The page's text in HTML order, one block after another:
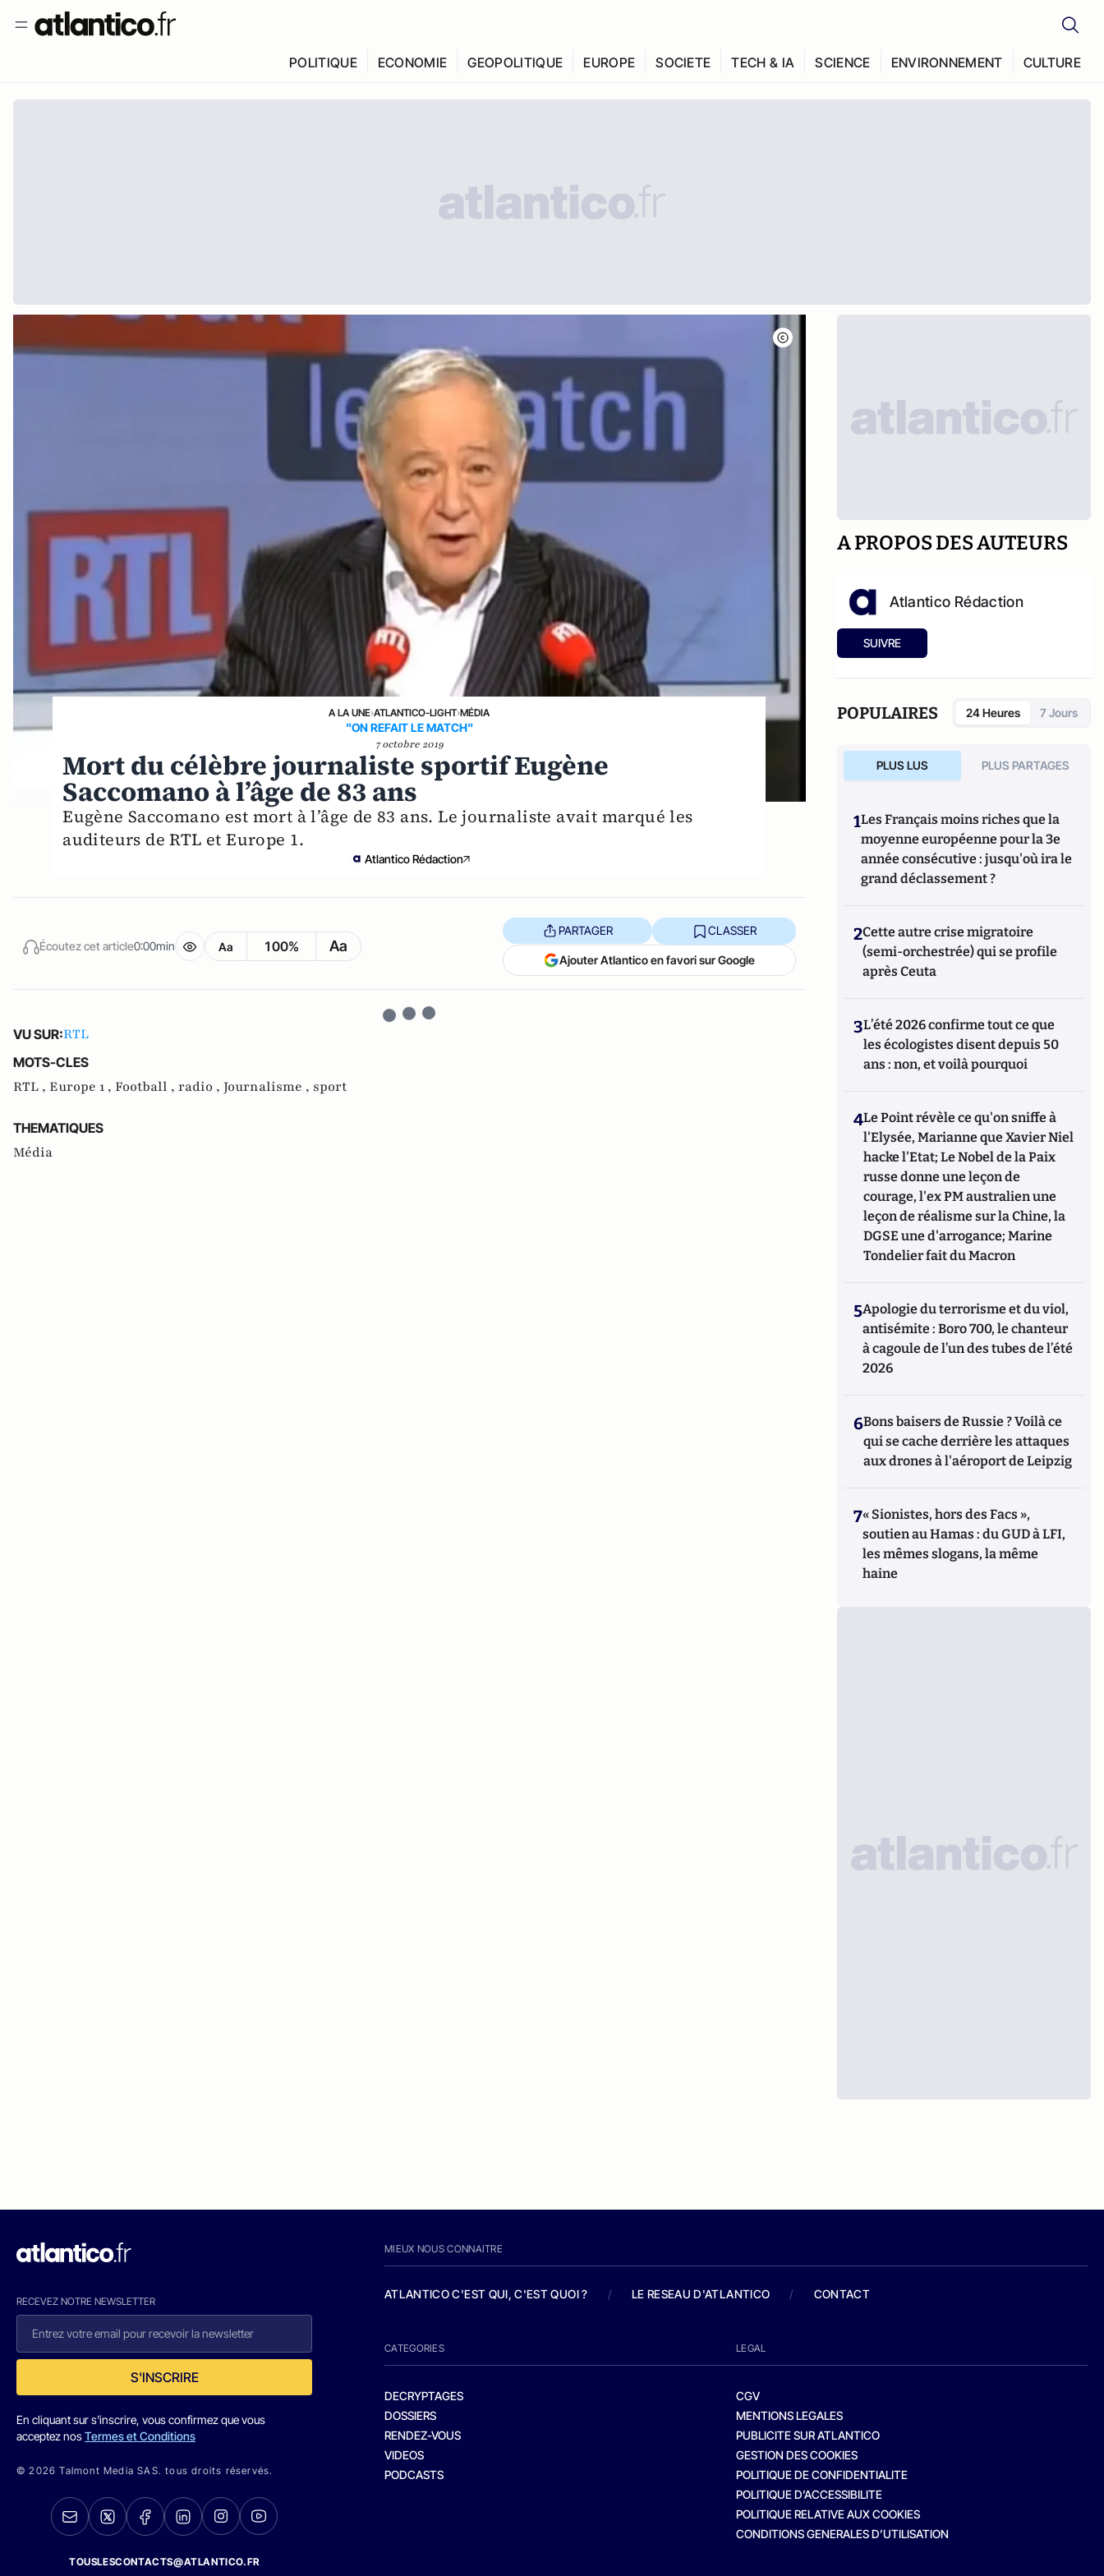
POLITIQUE ECONOMIE GEOPOLITIQUE EUROPE SOCIETE TECH & IA SCIENCE ENVIRONNEMENT CULTURE
A LA UNE›ATLANTICO-LIGHT›MÉDIA
"ON REFAIT LE MATCH"
7 octobre 2019
Mort du célèbre journaliste sportif Eugène
Saccomano à l’âge de 83 ans
Eugène Saccomano est mort à l’âge de 83 ans. Le journaliste avait marqué les
auditeurs de RTL et Europe 1.
Atlantico Rédaction
Écoutez cet article0:00min Aa 100% Aa
PARTAGER CLASSER
Ajouter Atlantico en favori sur Google
VU SUR:RTL
MOTS-CLES
RTL , Europe 1 , Football , radio , Journalisme , sport
THEMATIQUES
Média
A PROPOS DES AUTEURS
Atlantico Rédaction
SUIVRE
POPULAIRES 24 Heures 7 Jours
PLUS LUS PLUS PARTAGES
1Les Français moins riches que la
moyenne européenne pour la 3e
année consécutive : jusqu'où ira le
grand déclassement ?
2Cette autre crise migratoire
(semi-orchestrée) qui se profile
après Ceuta
3L’été 2026 confirme tout ce que
les écologistes disent depuis 50
ans : non, et voilà pourquoi
4Le Point révèle ce qu'on sniffe à
l'Elysée, Marianne que Xavier Niel
hacke l'Etat; Le Nobel de la Paix
russe donne une leçon de
courage, l'ex PM australien une
leçon de réalisme sur la Chine, la
DGSE une d'arrogance; Marine
Tondelier fait du Macron
5Apologie du terrorisme et du viol,
antisémite : Boro 700, le chanteur
à cagoule de l’un des tubes de l’été
2026
6Bons baisers de Russie ? Voilà ce
qui se cache derrière les attaques
aux drones à l'aéroport de Leipzig
7« Sionistes, hors des Facs »,
soutien au Hamas : du GUD à LFI,
les mêmes slogans, la même
haine
RECEVEZ NOTRE NEWSLETTER
S'INSCRIRE
En cliquant sur s'inscrire, vous confirmez que vous
acceptez nosTermes et Conditions
© 2026 Talmont Media SAS. tous droits réservés.
TOUSLESCONTACTS@ATLANTICO.FR
MIEUX NOUS CONNAITRE
ATLANTICO C'EST QUI, C'EST QUOI ? / LE RESEAU D'ATLANTICO / CONTACT
CATEGORIES
DECRYPTAGES
DOSSIERS
RENDEZ-VOUS
VIDEOS
PODCASTS
LEGAL
CGV
MENTIONS LEGALES
PUBLICITE SUR ATLANTICO
GESTION DES COOKIES
POLITIQUE DE CONFIDENTIALITE
POLITIQUE D’ACCESSIBILITE
POLITIQUE RELATIVE AUX COOKIES
CONDITIONS GENERALES D’UTILISATION